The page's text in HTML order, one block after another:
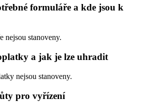
formuláře a kde jsou k
nejsou stanoveny.
a jak je lze uhradit
nejsou stanoveny.
pro vyřízení